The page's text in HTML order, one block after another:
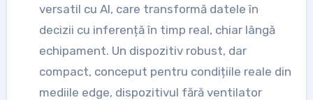
versatil cu AI, care transformă datele în
decizii cu inferență în timp real, chiar lângă
echipament. Un dispozitiv robust, dar
compact, conceput pentru condițiile reale din
mediile edge, dispozitivul fără ventilator